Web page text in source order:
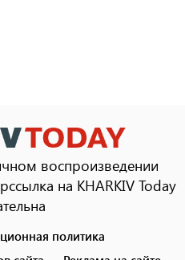
воспроизведении
на KHARKIV Today
политика